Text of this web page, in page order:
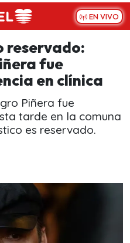
EN VIVO
reservado:
fue
en clínica
Piñera fue
tarde en la comuna
es reservado.